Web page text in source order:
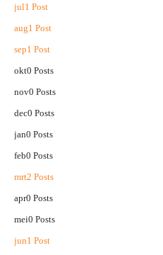
jul1 Post
aug1 Post
sep1 Post
okt0 Posts
nov0 Posts
dec0 Posts
jan0 Posts
feb0 Posts
mrt2 Posts
apr0 Posts
mei0 Posts
jun1 Post